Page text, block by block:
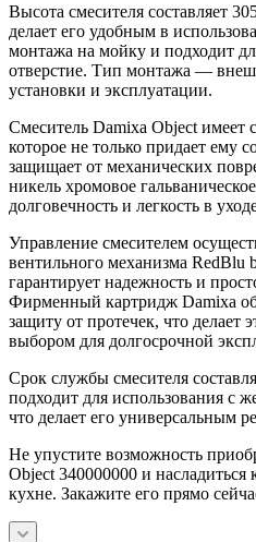
Высота смесителя составляет
делает его удобным в
монтажа на мойку и подходит
отверстие. Тип монтажа —
установки и эксплуатации.
Смеситель Damixa Object имеет
которое не только придает ему
защищает от механических
никель хромовое
долговечность и легкость в
Управление смесителем
вентильного механизма RedBlu
гарантирует надежность и
Фирменный картридж Damixa
защиту от протечек, что делает
выбором для долгосрочной
Срок службы смесителя
подходит для использования с
что делает его универсальным
Не упустите возможность
Object 340000000 и
кухне. Закажите его прямо